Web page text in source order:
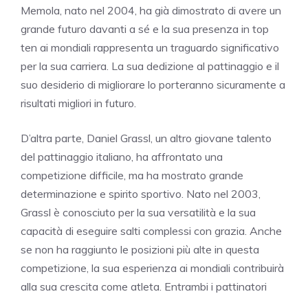
Memola, nato nel 2004, ha già dimostrato di avere un
grande futuro davanti a sé e la sua presenza in top
ten ai mondiali rappresenta un traguardo significativo
per la sua carriera. La sua dedizione al pattinaggio e il
suo desiderio di migliorare lo porteranno sicuramente a
risultati migliori in futuro.
D’altra parte, Daniel Grassl, un altro giovane talento
del pattinaggio italiano, ha affrontato una
competizione difficile, ma ha mostrato grande
determinazione e spirito sportivo. Nato nel 2003,
Grassl è conosciuto per la sua versatilità e la sua
capacità di eseguire salti complessi con grazia. Anche
se non ha raggiunto le posizioni più alte in questa
competizione, la sua esperienza ai mondiali contribuirà
alla sua crescita come atleta. Entrambi i pattinatori